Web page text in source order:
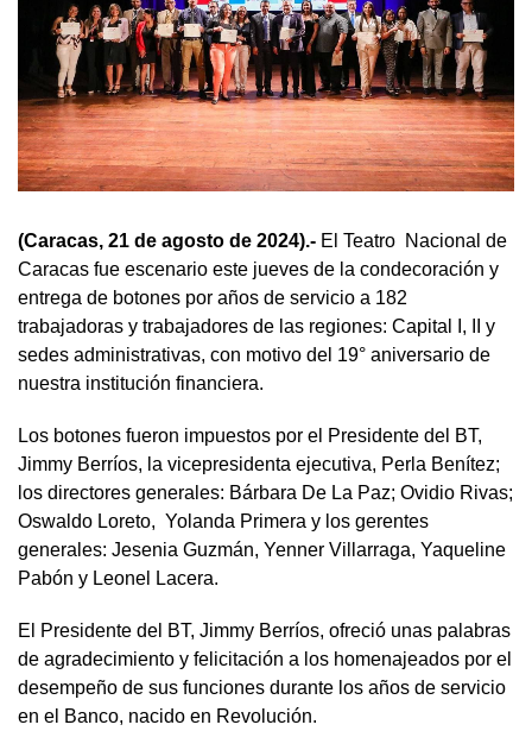
(Caracas, 21 de agosto de 2024).- El Teatro Nacional de
Caracas fue escenario este jueves de la condecoración y
entrega de botones por años de servicio a 182
trabajadoras y trabajadores de las regiones: Capital I, II y
sedes administrativas, con motivo del 19° aniversario de
nuestra institución financiera.
Los botones fueron impuestos por el Presidente del BT,
Jimmy Berríos, la vicepresidenta ejecutiva, Perla Benítez;
los directores generales: Bárbara De La Paz; Ovidio Rivas;
Oswaldo Loreto, Yolanda Primera y los gerentes
generales: Jesenia Guzmán, Yenner Villarraga, Yaqueline
Pabón y Leonel Lacera.
El Presidente del BT, Jimmy Berríos, ofreció unas palabras
de agradecimiento y felicitación a los homenajeados por el
desempeño de sus funciones durante los años de servicio
en el Banco, nacido en Revolución.